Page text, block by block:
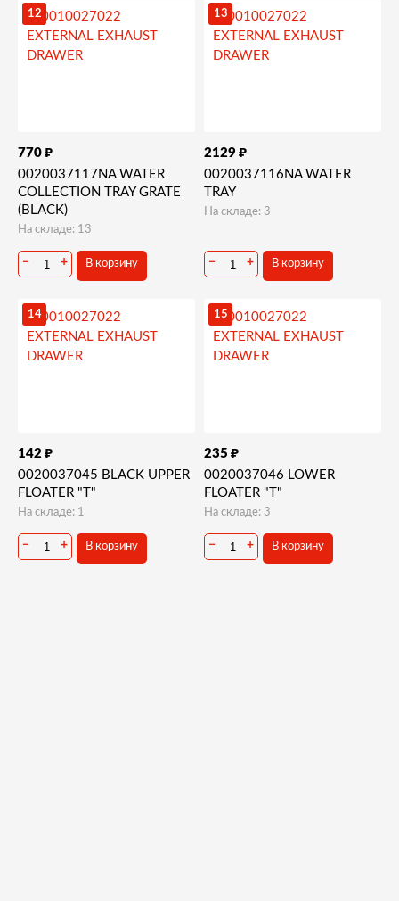
12
770 ₽
0020037117NA WATER
COLLECTION TRAY GRATE
(BLACK)
На складе: 13
− + В корзину
13
2129 ₽
0020037116NA WATER
TRAY
На складе: 3
− + В корзину
14
142 ₽
0020037045 BLACK UPPER
FLOATER "T"
На складе: 1
− + В корзину
15
235 ₽
0020037046 LOWER
FLOATER "T"
На складе: 3
− + В корзину